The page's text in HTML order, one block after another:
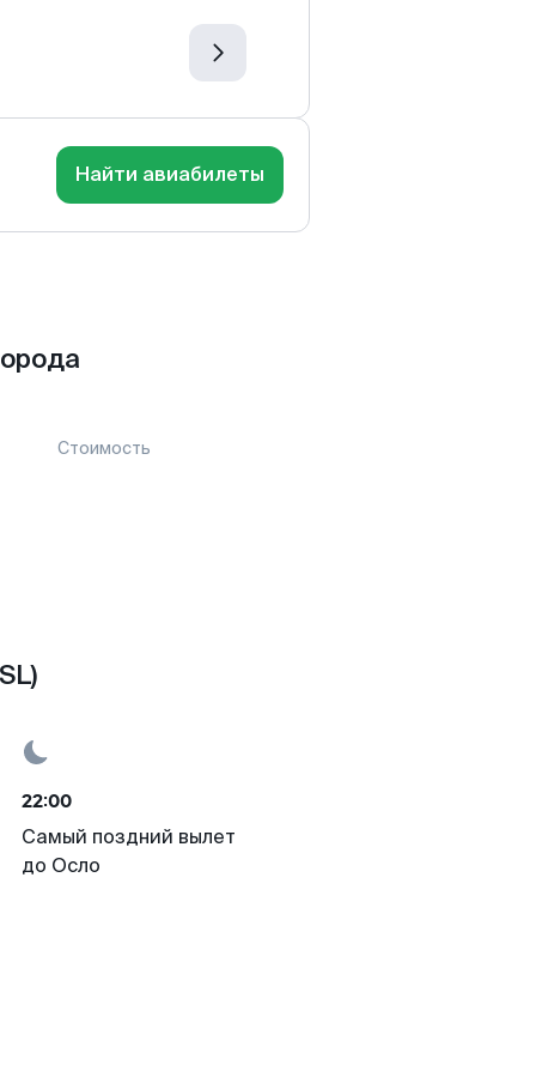
Найти авиабилеты
Стоимость
22:00
Самый поздний вылет
до Осло